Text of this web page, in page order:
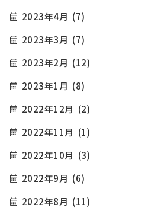
2023年4月 (7)
2023年3月 (7)
2023年2月 (12)
2023年1月 (8)
2022年12月 (2)
2022年11月 (1)
2022年10月 (3)
2022年9月 (6)
2022年8月 (11)